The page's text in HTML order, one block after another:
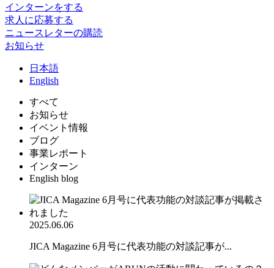
インターンをする
求人に応募する
ニュースレターの購読
お知らせ
日 本語
English
すべて
お知らせ
イベント情報
ブログ
事業レポート
インターン
English blog
2025.06.06
JICA Magazine 6月号に代表功能の対談記事が...